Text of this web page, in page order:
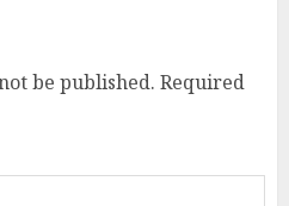
be published. Required